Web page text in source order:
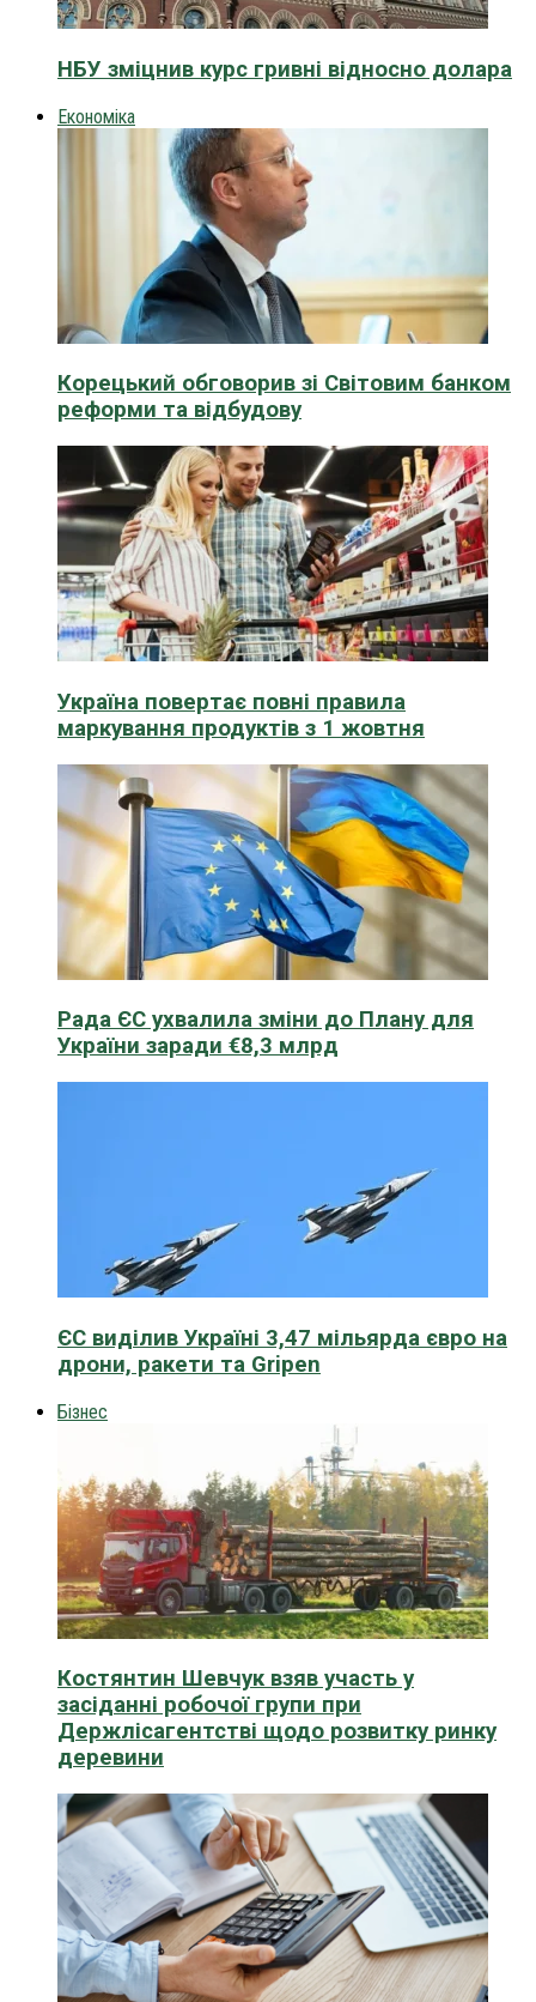
НБУ зміцнив курс гривні відносно долара
Економіка
Корецький обговорив зі Світовим банком
реформи та відбудову
Україна повертає повні правила
маркування продуктів з 1 жовтня
Рада ЄС ухвалила зміни до Плану для
України заради €8,3 млрд
ЄС виділив Україні 3,47 мільярда євро на
дрони, ракети та Gripen
Бізнес
Костянтин Шевчук взяв участь у
засіданні робочої групи при
Держлісагентстві щодо розвитку ринку
деревини